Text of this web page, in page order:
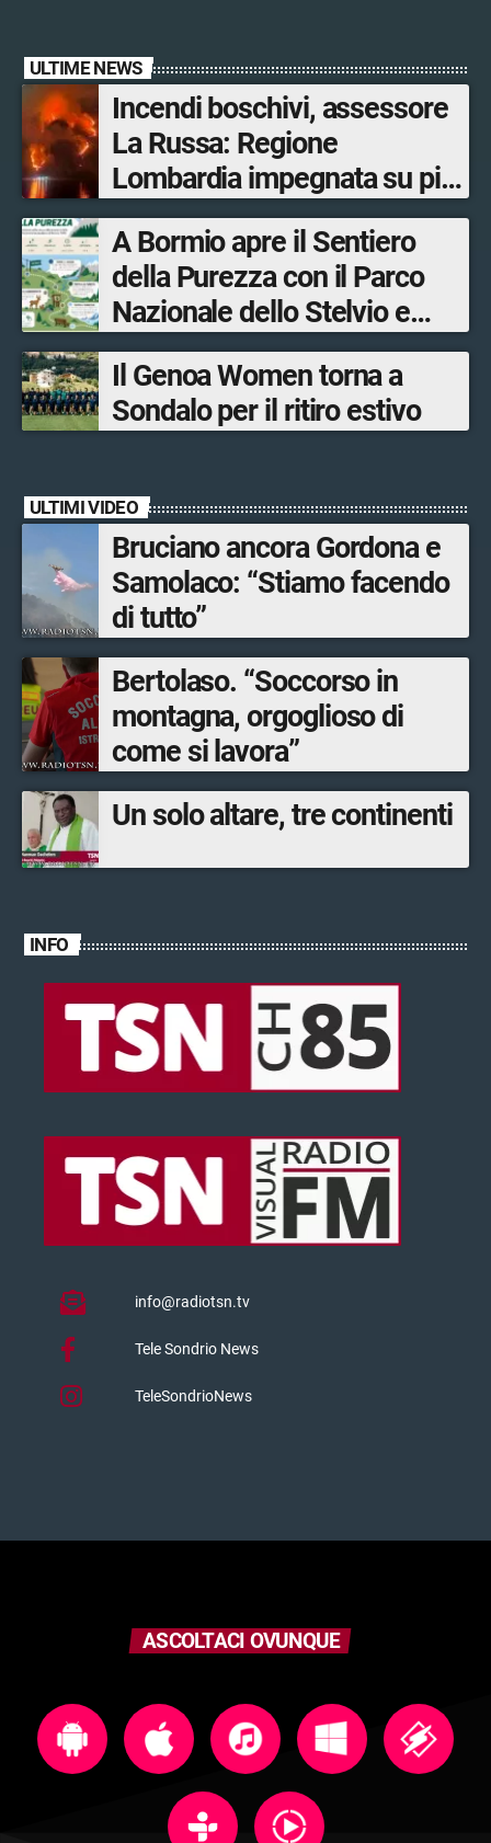
ULTIME NEWS
Incendi boschivi, assessore
La Russa: Regione
Lombardia impegnata su più
fronti, 48 volontari coinvolti
tra le province di Lecco,
Sondrio, Milano e Como
A Bormio apre il Sentiero
della Purezza con il Parco
Nazionale dello Stelvio e
Bormio Tourism
Il Genoa Women torna a
Sondalo per il ritiro estivo
ULTIMI VIDEO
Bruciano ancora Gordona e
Samolaco: “Stiamo facendo
di tutto”
Bertolaso. “Soccorso in
montagna, orgoglioso di
come si lavora”
Un solo altare, tre continenti
INFO
info@radiotsn.tv
Tele Sondrio News
TeleSondrioNews
ASCOLTACI OVUNQUE